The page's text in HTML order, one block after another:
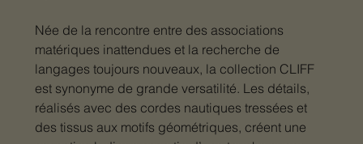
Née de la rencontre entre des associations
matériques inattendues et la recherche de
langages toujours nouveaux, la collection CLIFF
est synonyme de grande versatilité. Les détails,
réalisés avec des cordes nautiques tressées et
des tissus aux motifs géométriques, créent une